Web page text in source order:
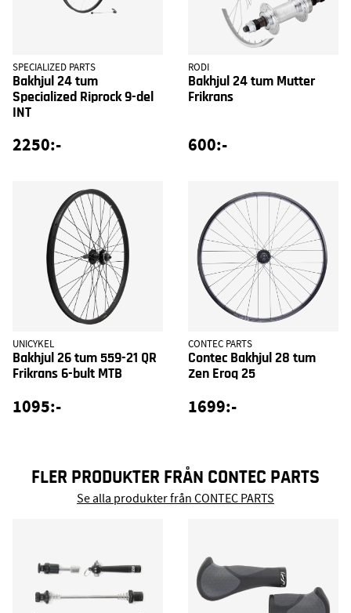
SPECIALIZED PARTS
Bakhjul 24 tum
Specialized Riprock 9-del
INT
2250:-
RODI
Bakhjul 24 tum Mutter
Frikrans
600:-
UNICYKEL
Bakhjul 26 tum 559-21 QR
Frikrans 6-bult MTB
1095:-
CONTEC PARTS
Contec Bakhjul 28 tum
Zen Eroq 25
1699:-
FLER PRODUKTER FRÅN CONTEC PARTS
Se alla produkter från CONTEC PARTS